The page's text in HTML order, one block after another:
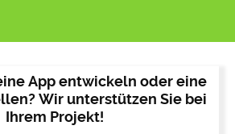
App entwickeln oder eine
Wir unterstützen Sie bei
Ihrem Projekt!